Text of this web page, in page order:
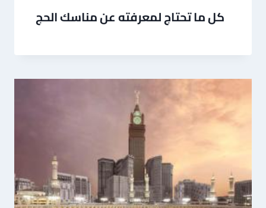
كل ما تحتاج لمعرفته عن مناسك الحج